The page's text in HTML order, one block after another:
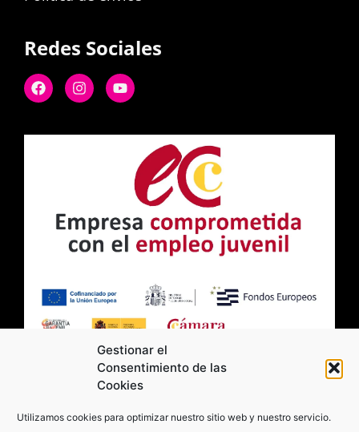
Gestionar el
Consentimiento de las
Cookies
Utilizamos cookies para optimizar nuestro sitio web y nuestro servicio.
Redes Sociales
2026 Moviltick technologies. Todos los